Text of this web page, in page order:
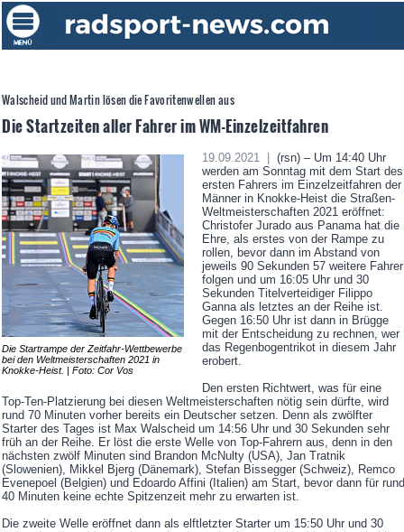
Walscheid und Martin lösen die Favoritenwellen aus
Die Startzeiten aller Fahrer im WM-Einzelzeitfahren
Die Startrampe der Zeitfahr-Wettbewerbe
bei den Weltmeisterschaften 2021 in
Knokke-Heist. | Foto: Cor Vos
19.09.2021 |
(rsn) – Um 14:40 Uhr
werden am Sonntag mit dem Start des
ersten Fahrers im Einzelzeitfahren der
Männer in Knokke-Heist die Straßen-
Weltmeisterschaften 2021 eröffnet:
Christofer Jurado aus Panama hat die
Ehre, als erstes von der Rampe zu
rollen, bevor dann im Abstand von
jeweils 90 Sekunden 57 weitere Fahrer
folgen und um 16:05 Uhr und 30
Sekunden Titelverteidiger Filippo
Ganna als letztes an der Reihe ist.
Gegen 16:50 Uhr ist dann in Brügge
mit der Entscheidung zu rechnen, wer
das Regenbogentrikot in diesem Jahr
erobert.
Den ersten Richtwert, was für eine
Top-Ten-Platzierung bei diesen Weltmeisterschaften nötig sein dürfte, wird
rund 70 Minuten vorher bereits ein Deutscher setzen. Denn als zwölfter
Starter des Tages ist Max Walscheid um 14:56 Uhr und 30 Sekunden sehr
früh an der Reihe. Er löst die erste Welle von Top-Fahrern aus, denn in den
nächsten zwölf Minuten sind Brandon McNulty (USA), Jan Tratnik
(Slowenien), Mikkel Bjerg (Dänemark), Stefan Bissegger (Schweiz), Remco
Evenepoel (Belgien) und Edoardo Affini (Italien) am Start, bevor dann für rund
40 Minuten keine echte Spitzenzeit mehr zu erwarten ist.
Die zweite Welle eröffnet dann als elftletzter Starter um 15:50 Uhr und 30